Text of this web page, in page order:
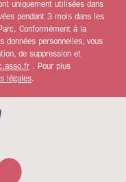
uniquement utilisées dans
pendant 3 mois dans les
Conformément à la
données personnelles, vous
de suppression et
. Pour plus
légales.